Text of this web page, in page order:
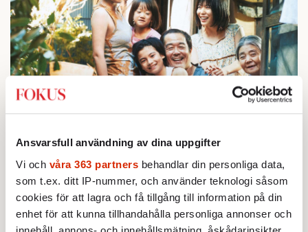
Ansvarsfull användning av dina uppgifter
Vi och våra 363 partners behandlar din personliga data,
som t.ex. ditt IP-nummer, och använder teknologi såsom
cookies för att lagra och få tillgång till information på din
enhet för att kunna tillhandahålla personliga annonser och
Filmen Shoplifters visade upp en annan bild
av Japan. Ett socialrealistiskt porträtt av en
annorlunda familj.
Socialrealism är dock inget nyttinom japansk
film utan snarare en cyklisk företeelse,